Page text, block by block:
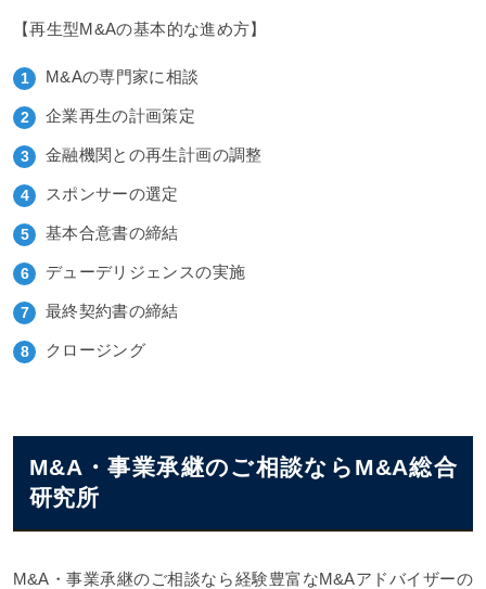
【再生型M&Aの基本的な進め方】
M&Aの専門家に相談
企業再生の計画策定
金融機関との再生計画の調整
スポンサーの選定
基本合意書の締結
デューデリジェンスの実施
最終契約書の締結
クロージング
M&A・事業承継のご相談ならM&A総合
研究所
M&A・事業承継のご相談なら経験豊富なM&Aアドバイザーの